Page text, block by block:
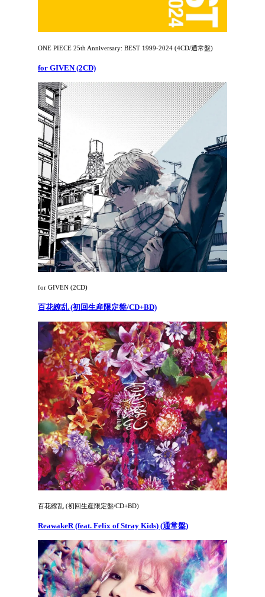
ONE PIECE 25th Anniversary: BEST 1999-2024 (4CD/通常盤)
for GIVEN (2CD)
for GIVEN (2CD)
百花繚乱 (初回生産限定盤/CD+BD)
百花繚乱 (初回生産限定盤/CD+BD)
ReawakeR (feat. Felix of Stray Kids) (通常盤)